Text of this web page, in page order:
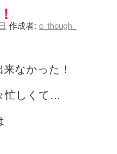
作成者: c_though_
なかった！
忙しくて…